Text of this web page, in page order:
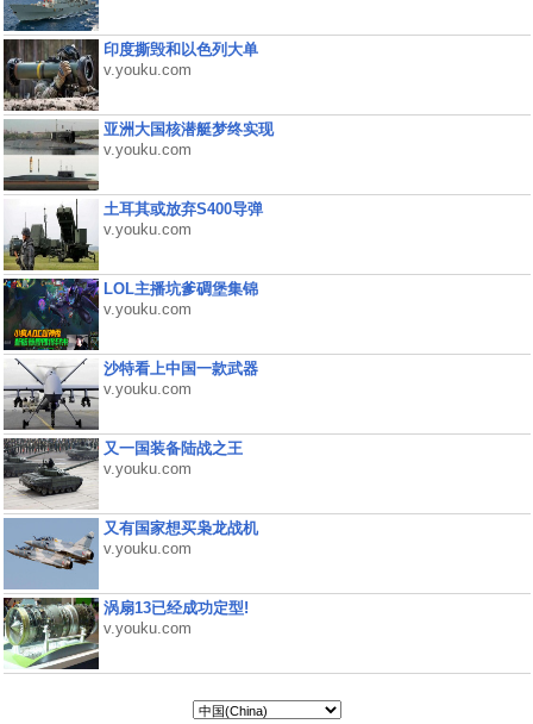
印度撕毁和以色列大单
v.youku.com
亚洲大国核潜艇梦终实现
v.youku.com
土耳其或放弃S400导弹
v.youku.com
LOL主播坑爹碉堡集锦
v.youku.com
沙特看上中国一款武器
v.youku.com
又一国装备陆战之王
v.youku.com
又有国家想买枭龙战机
v.youku.com
涡扇13已经成功定型!
v.youku.com